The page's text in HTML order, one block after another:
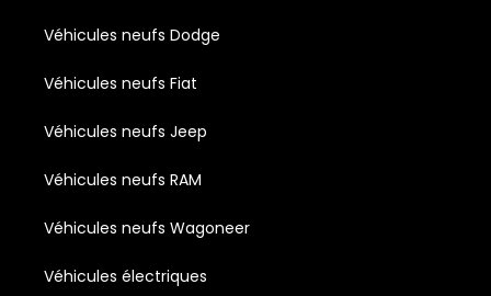
Véhicules neufs Dodge
Véhicules neufs Fiat
Véhicules neufs Jeep
Véhicules neufs RAM
Véhicules neufs Wagoneer
Véhicules électriques